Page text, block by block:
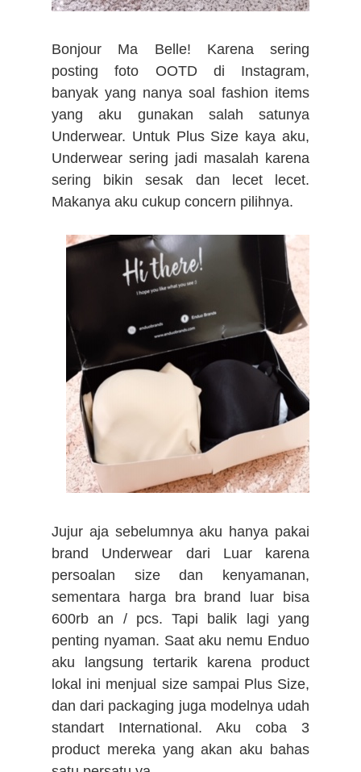
Bonjour Ma Belle! Karena sering
posting foto OOTD di Instagram,
banyak yang nanya soal fashion items
yang aku gunakan salah satunya
Underwear. Untuk Plus Size kaya aku,
Underwear sering jadi masalah karena
sering bikin sesak dan lecet lecet.
Makanya aku cukup concern pilihnya.
Jujur aja sebelumnya aku hanya pakai
brand Underwear dari Luar karena
persoalan size dan kenyamanan,
sementara harga bra brand luar bisa
600rb an / pcs. Tapi balik lagi yang
penting nyaman. Saat aku nemu Enduo
aku langsung tertarik karena product
lokal ini menjual size sampai Plus Size,
dan dari packaging juga modelnya udah
standart International. Aku coba 3
product mereka yang akan aku bahas